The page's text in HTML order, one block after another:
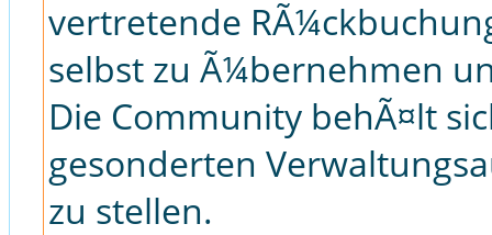
vertretende
selbst zu Ã¼bernehmen
Die Community behÃ¤lt
gesonderten
zu stellen.